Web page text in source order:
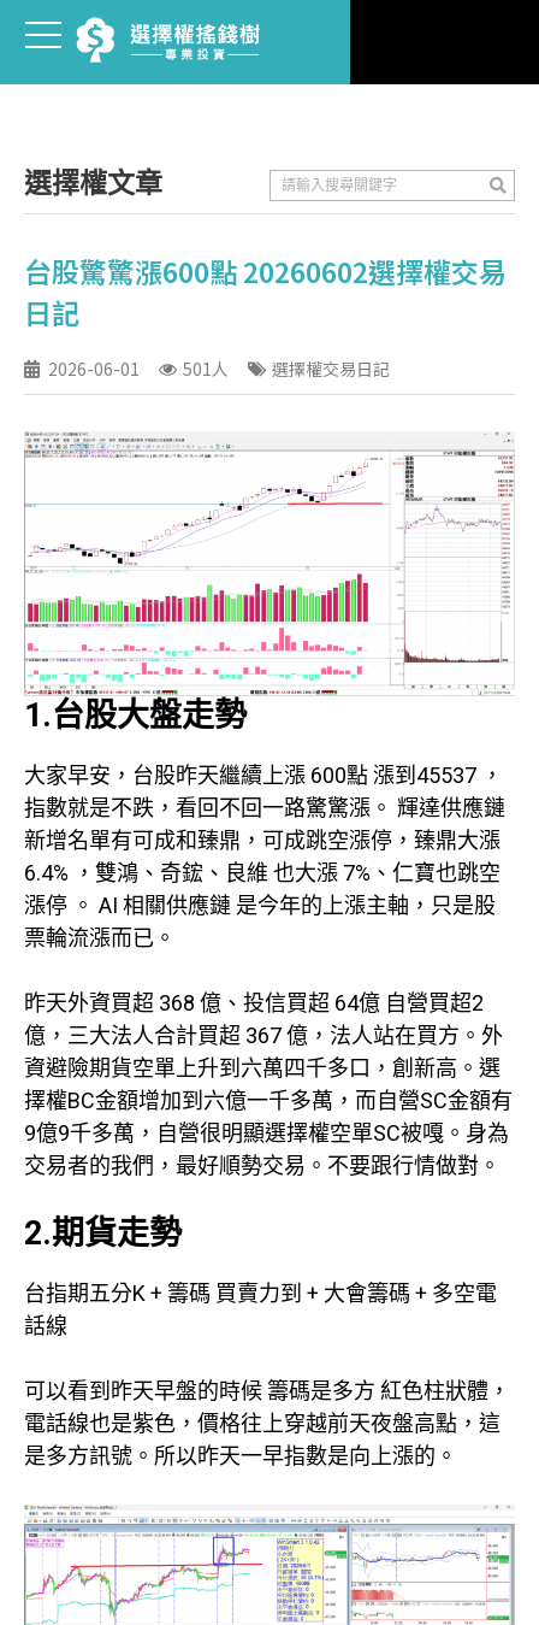
選擇權文章
台股驚驚漲600點 20260602選擇權交易
日記
2026-06-01 501人 選擇權交易日記
1.台股大盤走勢
大家早安，台股昨天繼續上漲 600點 漲到45537 ，
指數就是不跌，看回不回一路驚驚漲。 輝達供應鏈
新增名單有可成和臻鼎，可成跳空漲停，臻鼎大漲
6.4% ，雙鴻、奇鋐、良維 也大漲 7%、仁寶也跳空
漲停 。 AI 相關供應鏈 是今年的上漲主軸，只是股
票輪流漲而已。
昨天外資買超 368 億、投信買超 64億 自營買超2
億，三大法人合計買超 367 億，法人站在買方。外
資避險期貨空單上升到六萬四千多口，創新高。選
擇權BC金額增加到六億一千多萬，而自營SC金額有
9億9千多萬，自營很明顯選擇權空單SC被嘎。身為
交易者的我們，最好順勢交易。不要跟行情做對。
2.期貨走勢
台指期五分K + 籌碼 買賣力到 + 大會籌碼 + 多空電
話線
可以看到昨天早盤的時候 籌碼是多方 紅色柱狀體，
電話線也是紫色，價格往上穿越前天夜盤高點，這
是多方訊號。所以昨天一早指數是向上漲的。